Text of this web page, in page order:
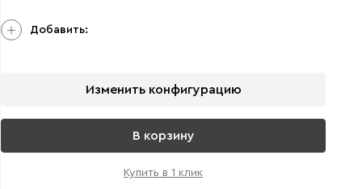
Добавить:
Изменить конфигурацию
В корзину
Купить в 1 клик